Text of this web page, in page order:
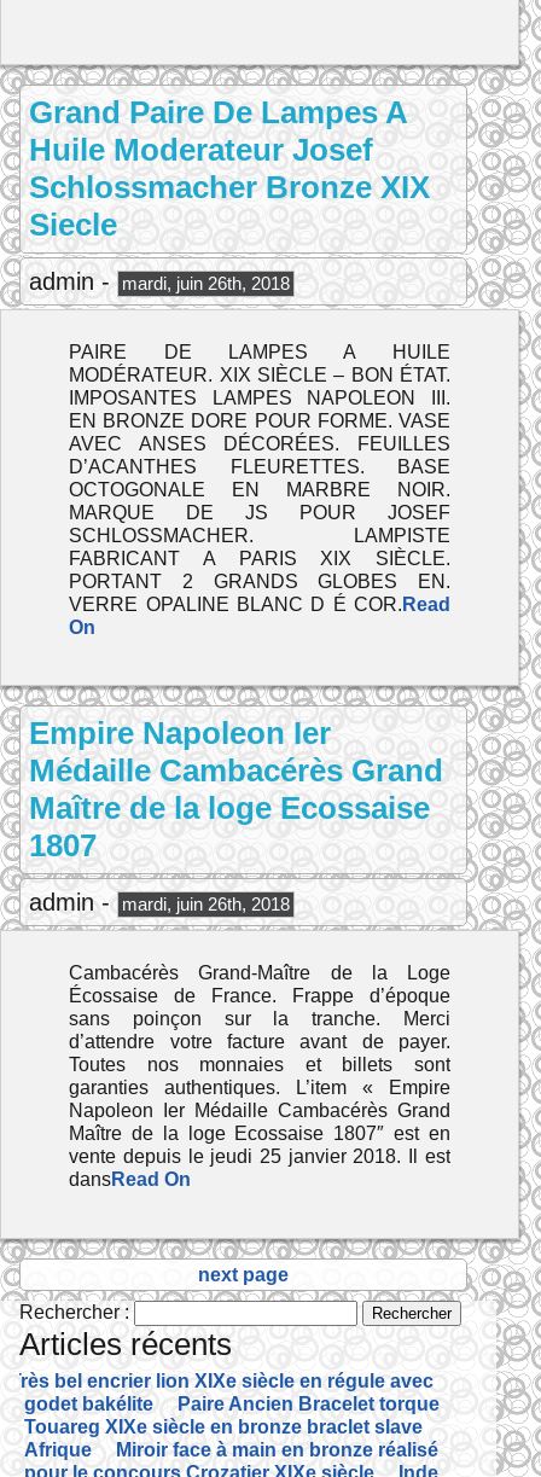
Grand Paire De Lampes A
Huile Moderateur Josef
Schlossmacher Bronze XIX
Siecle
admin - mardi, juin 26th, 2018
PAIRE DE LAMPES A HUILE
MODÉRATEUR. XIX SIÈCLE – BON ÉTAT.
IMPOSANTES LAMPES NAPOLEON III.
EN BRONZE DORE POUR FORME. VASE
AVEC ANSES DÉCORÉES. FEUILLES
D’ACANTHES FLEURETTES. BASE
OCTOGONALE EN MARBRE NOIR.
MARQUE DE JS POUR JOSEF
SCHLOSSMACHER. LAMPISTE
FABRICANT A PARIS XIX SIÈCLE.
PORTANT 2 GRANDS GLOBES EN.
VERRE OPALINE BLANC D É COR. Read
On
Empire Napoleon Ier
Médaille Cambacérès Grand
Maître de la loge Ecossaise
1807
admin - mardi, juin 26th, 2018
Cambacérès Grand-Maître de la Loge
Écossaise de France. Frappe d’époque
sans poinçon sur la tranche. Merci
d’attendre votre facture avant de payer.
Toutes nos monnaies et billets sont
garanties authentiques. L’item « Empire
Napoleon Ier Médaille Cambacérès Grand
Maître de la loge Ecossaise 1807″ est en
vente depuis le jeudi 25 janvier 2018. Il est
dansRead On
next page
Rechercher :
Articles récents
Très bel encrier lion XIXe siècle en régule avec
godet bakélite
Paire Ancien Bracelet torque
Touareg XIXe siècle en bronze braclet slave
Afrique
Miroir face à main en bronze réalisé
pour le concours Crozatier XIXe siècle
Inde